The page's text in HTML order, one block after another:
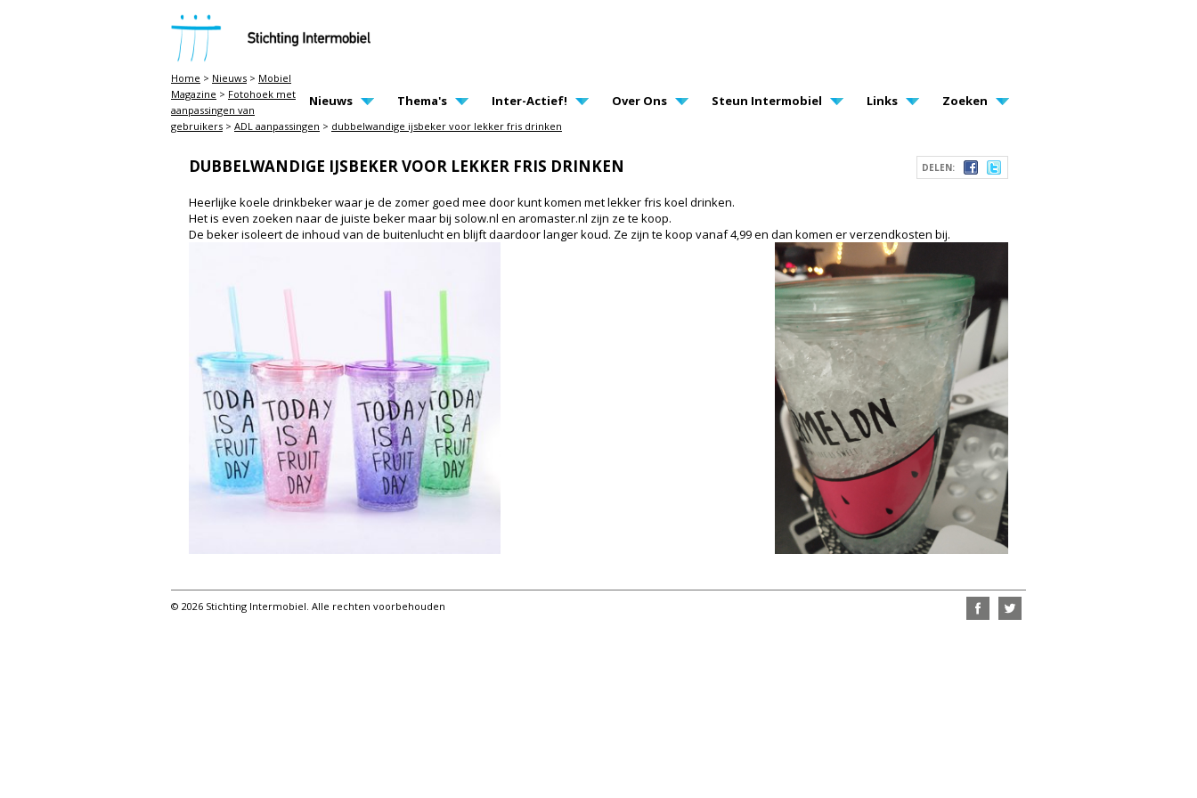
STICHTING INTERMOBIEL
MAIN PAGE NAVIGATION
Nieuws Thema's Inter-Actief! Over Ons Steun Intermobiel Links Zoeken
Home > Nieuws > Mobiel
Magazine > Fotohoek met
aanpassingen van
gebruikers > ADL aanpassingen > dubbelwandige ijsbeker voor lekker fris drinken
DELEN:
DUBBELWANDIGE IJSBEKER VOOR LEKKER FRIS DRINKEN
Heerlijke koele drinkbeker waar je de zomer goed mee door kunt komen met lekker fris koel drinken.
Het is even zoeken naar de juiste beker maar bij solow.nl en aromaster.nl zijn ze te koop.
De beker isoleert de inhoud van de buitenlucht en blijft daardoor langer koud. Ze zijn te koop vanaf 4,99 en dan komen er verzendkosten bij.
© 2026 Stichting Intermobiel. Alle rechten voorbehouden